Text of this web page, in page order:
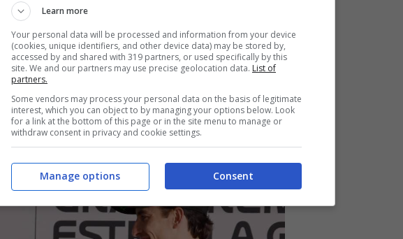
è stato sufficiente per portarmi sul podio
Ho sempre basato le mie prestazioni
rispetto agli altri. L’anno scorso potevo
in cui premo i freni, sono in difficoltà.
di frenata quest’anno. Forse dovrei
mia guida“.
Learn more
Your personal data will be processed and information from your device
(cookies, unique identifiers, and other device data) may be stored by,
accessed by and shared with 319 partners, or used specifically by this
site. We and our partners may use precise geolocation data. List of
partners.
Some vendors may process your personal data on the basis of legitimate
interest, which you can object to by managing your options below. Look
for a link at the bottom of this page or in the site menu to manage or
withdraw consent in privacy and cookie settings.
Consent
Manage options